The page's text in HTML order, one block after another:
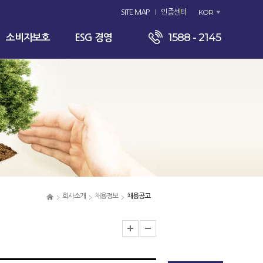
SITE MAP 인증센터 KOR
소비자보호 ESG 경영 1588 - 2145
회사소개 채용정보 채용공고